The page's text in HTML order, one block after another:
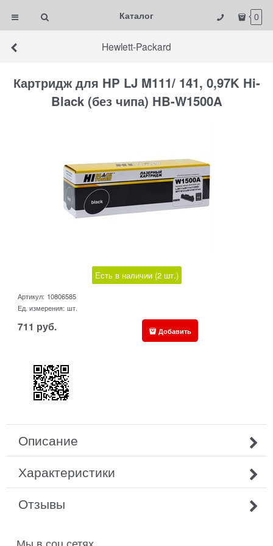
Каталог 0
Hewlett-Packard
Картридж для HP LJ M111/ 141, 0,97K Hi-
Black (без чипа) HB-W1500A
Есть в наличии (2 шт.)
Артикул: 10806585
Ед. измерения: шт.
711 руб. Добавить
Описание
Характеристики
Отзывы